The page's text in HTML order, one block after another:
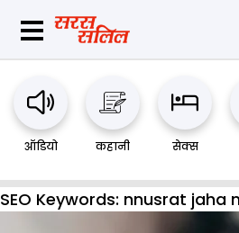
ऑडियो कहानी सेक्स
SEO Keywords: nnusrat jaha